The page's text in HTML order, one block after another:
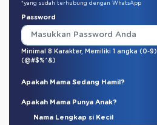
*yang sudah terhubung dengan WhatsApp
Password
Minimal 8 Karakter, Memiliki 1 angka (0-9)
(@#$%^&)
Apakah Mama Sedang Hamil?
Apakah Mama Punya Anak?
Nama Lengkap si Kecil